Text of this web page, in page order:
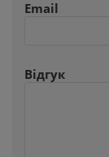
Email
Відгук